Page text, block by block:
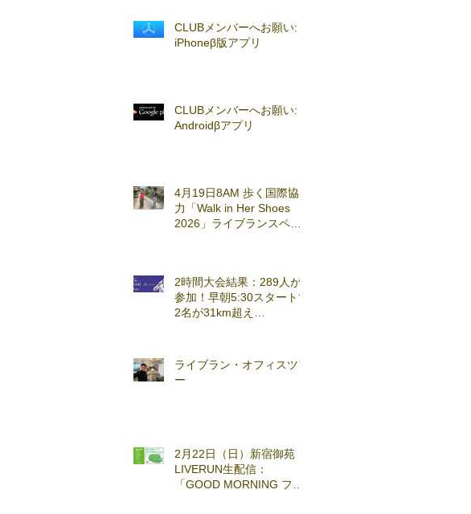
CLUBメンバーへお願い:
iPhoneβ版アプリ
CLUBメンバーへお願い:
Androidβアプリ
4月19日8AM 歩く国際協
力「Walk in Her Shoes
2026」ライブランスペシ
2時間大会結果：289人が
参加！早朝5:30スタートで
2名が31km超え
ライブラン・オフィスツア
ー
2月22日（日）新宿御苑
LIVERUN生配信：
「GOOD MORNING ファ